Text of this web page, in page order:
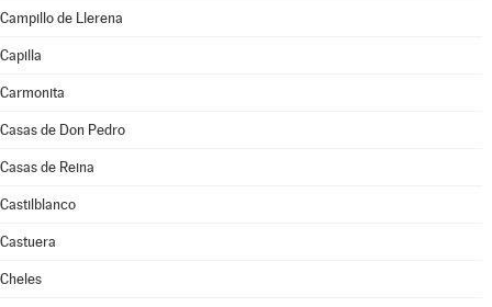
Campillo de Llerena
Capilla
Carmonita
Casas de Don Pedro
Casas de Reina
Castilblanco
Castuera
Cheles